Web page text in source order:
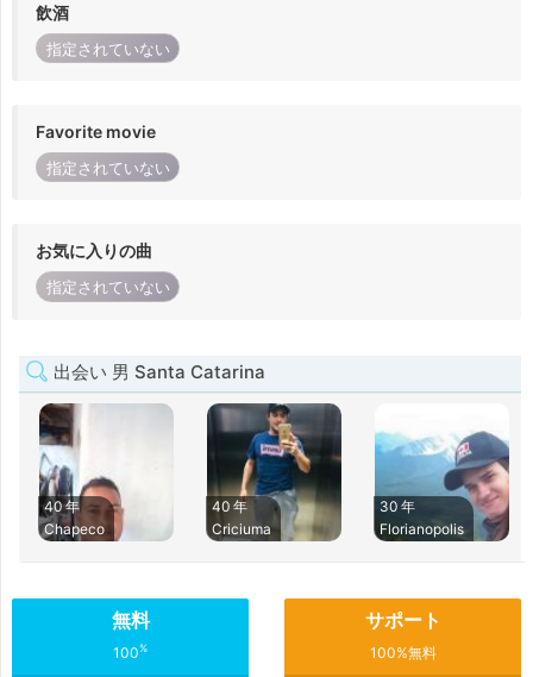
飲酒
指定されていない
Favorite movie
指定されていない
お気に入りの曲
指定されていない
出会い 男 Santa Catarina
40 年
Chapeco
40 年
Criciuma
30 年
Florianopolis
無料
100%
サポート
100%無料